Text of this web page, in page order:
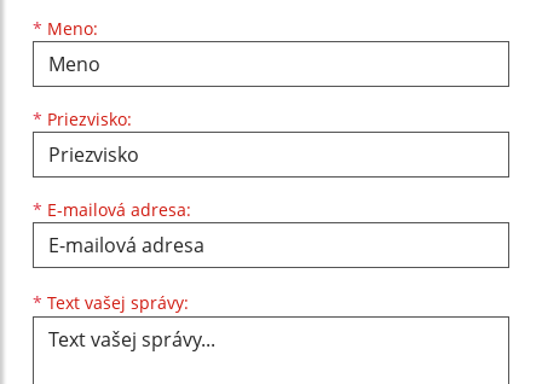
* Meno:
Meno
* Priezvisko:
Priezvisko
* E-mailová adresa:
E-mailová adresa
* Text vašej správy: